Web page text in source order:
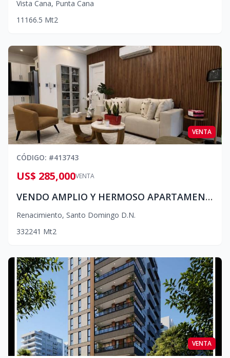
Vista Cana, Punta Cana
1 1 166.5 Mt2
VENTA
CÓDIGO: #413743
VENTA
US$ 285,000
VENDO AMPLIO Y HERMOSO APARTAMENTO EN SECTOR RENACIMIENTO. 2DO PISO CON TERRAZA
Renacimiento, Santo Domingo D.N.
332241 Mt2
VENTA